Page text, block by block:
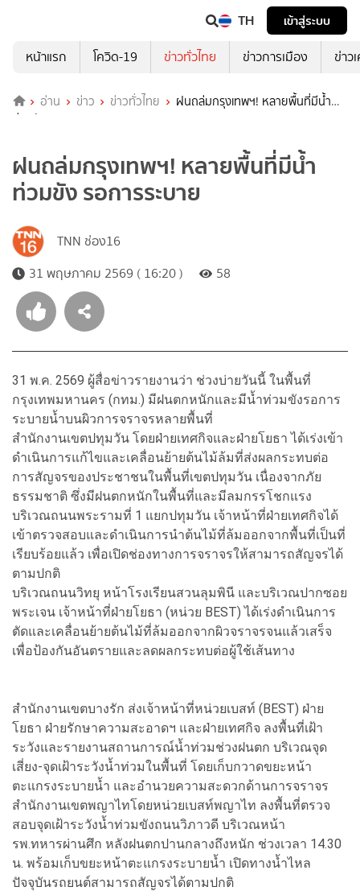
TH
เข้าสู่ระบบ
หน้าแรก
โควิด-19 ข่าวทั่วไทย ข่าวการเมือง ข่าว
อ่าน ข่าว ข่าวทั่วไทย
ฝนถล่มกรุงเทพฯ! หลายพื้นที่มีน้ำ
ท่วมขัง รอการระบาย
ฝนถล่มกรุงเทพฯ! หลายพื้นที่มีน้ำ
ท่วมขัง รอการระบาย
TNN ช่อง16
31 พฤษภาคม 2569 ( 16:20 )
58
31 พ.ค. 2569 ผู้สื่อข่าวรายงานว่า ช่วงบ่ายวันนี้ ในพื้นที่
กรุงเทพมหานคร (กทม.) มีฝนตกหนักและมีน้ำท่วมขังรอการ
ระบายน้ำบนผิวการจราจรหลายพื้นที่
สำนักงานเขตปทุมวัน โดยฝ่ายเทศกิจและฝ่ายโยธา ได้เร่งเข้า
ดำเนินการแก้ไขและเคลื่อนย้ายต้นไม้ล้มที่ส่งผลกระทบต่อ
การสัญจรของประชาชนในพื้นที่เขตปทุมวัน เนื่องจากภัย
ธรรมชาติ ซึ่งมีฝนตกหนักในพื้นที่และมีลมกรรโชกแรง
บริเวณถนนพระรามที่ 1 แยกปทุมวัน เจ้าหน้าที่ฝ่ายเทศกิจได้
เข้าตรวจสอบและดำเนินการนำต้นไม้ที่ล้มออกจากพื้นที่เป็นที่
เรียบร้อยแล้ว เพื่อเปิดช่องทางการจราจรให้สามารถสัญจรได้
ตามปกติ
บริเวณถนนวิทยุ หน้าโรงเรียนสวนลุมพินี และบริเวณปากซอย
พระเจน เจ้าหน้าที่ฝ่ายโยธา (หน่วย BEST) ได้เร่งดำเนินการ
ตัดและเคลื่อนย้ายต้นไม้ที่ล้มออกจากผิวจราจรจนแล้วเสร็จ
เพื่อป้องกันอันตรายและลดผลกระทบต่อผู้ใช้เส้นทาง
สำนักงานเขตบางรัก ส่งเจ้าหน้าที่หน่วยเบสท์ (BEST) ฝ่าย
โยธา ฝ่ายรักษาความสะอาดฯ และฝ่ายเทศกิจ ลงพื้นที่เฝ้า
ระวังและรายงานสถานการณ์น้ำท่วมช่วงฝนตก บริเวณจุด
เสี่ยง-จุดเฝ้าระวังน้ำท่วมในพื้นที่ โดยเก็บกวาดขยะหน้า
ตะแกรงระบายน้ำ และอำนวยความสะดวกด้านการจราจร
สำนักงานเขตพญาไทโดยหน่วยเบสท์พญาไท ลงพื้นที่ตรวจ
สอบจุดเฝ้าระวังน้ำท่วมขังถนนวิภาวดี บริเวณหน้า
รพ.ทหารผ่านศึก หลังฝนตกปานกลางถึงหนัก ช่วงเวลา 14.30
น. พร้อมเก็บขยะหน้าตะแกรงระบายน้ำ เปิดทางน้ำไหล
ปัจจุบันรถยนต์สามารถสัญจรได้ตามปกติ